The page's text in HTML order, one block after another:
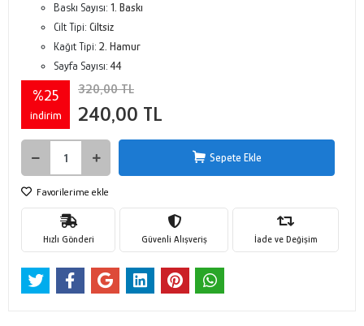
Baskı Sayısı: 1. Baskı
Cilt Tipi: Ciltsiz
Kağıt Tipi: 2. Hamur
Sayfa Sayısı:44
%25
indirim
320,00 TL
240,00 TL
Sepete Ekle
Favorilerime ekle
Hızlı Gönderi Güvenli Alışveriş İade ve Değişim